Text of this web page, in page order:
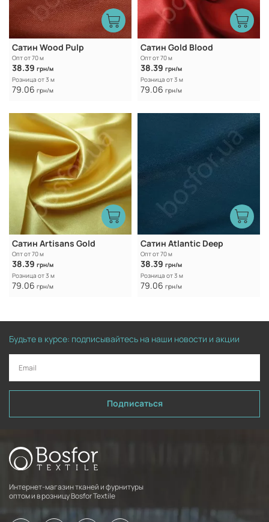
Сатин Wood Pulp
Опт от 70 м
38.39 грн/м
Розница от 3 м
79.06 грн/м
Caтин Gold Blood
Опт от 70 м
38.39 грн/м
Розница от 3 м
79.06 грн/м
Caтин Artisans Gold
Опт от 70 м
38.39 грн/м
Розница от 3 м
79.06 грн/м
Caтин Atlantic Deep
Опт от 70 м
38.39 грн/м
Розница от 3 м
79.06 грн/м
Будьте в курсе: подписывайтесь на наши новости и акции
Подписаться
Интернет-магазин тканей и фурнитуры
оптом и в розницу Bosfor Textile